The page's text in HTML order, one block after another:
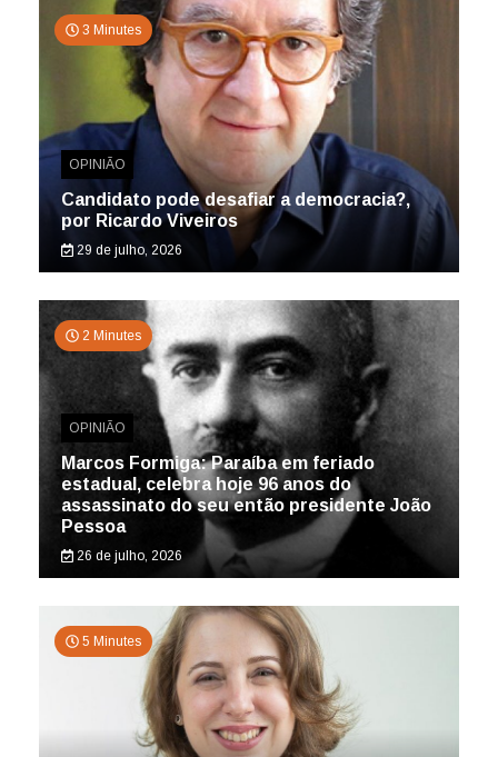
3 Minutes
OPINIÃO
Candidato pode desafiar a democracia?,
por Ricardo Viveiros
29 de julho, 2026
2 Minutes
OPINIÃO
Marcos Formiga: Paraíba em feriado
estadual, celebra hoje 96 anos do
assassinato do seu então presidente João
Pessoa
26 de julho, 2026
5 Minutes